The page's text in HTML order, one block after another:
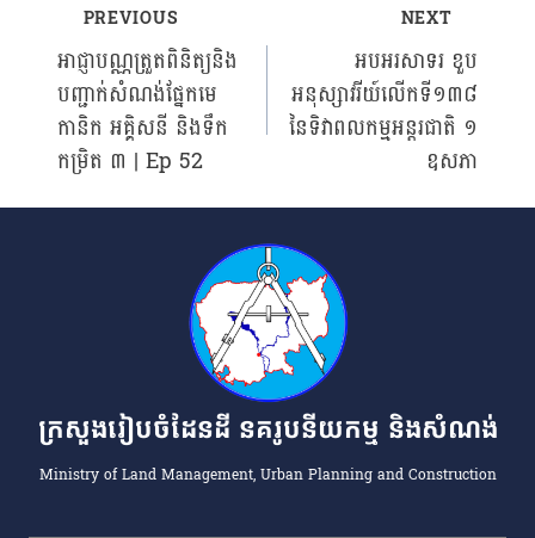
Post
navigation
PREVIOUS
អាជ្ញាបណ្ណត្រួតពិនិត្យនិង
បញ្ជាក់សំណង់ផ្នែកមេ
កានិក អគ្គិសនី និងទឹក
កម្រិត ៣ | Ep 52
NEXT
អបអរសាទរ ខួប
អនុស្សាវរីយ៍លើកទី១៣៨
នៃទិវាពលកម្មអន្តរជាតិ ១
ឧសភា
ក្រសួងរៀបចំដែនដី នគរូបនីយកម្ម និងសំណង់
Ministry of Land Management, Urban Planning and Construction